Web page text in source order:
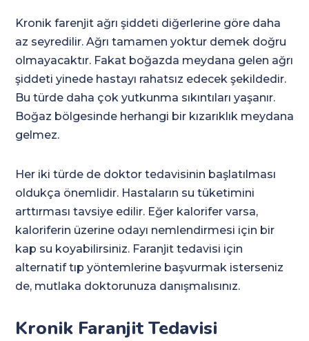
Kronik farenjit ağrı şiddeti diğerlerine göre daha
az seyredilir. Ağrı tamamen yoktur demek doğru
olmayacaktır. Fakat boğazda meydana gelen ağrı
şiddeti yinede hastayı rahatsız edecek şekildedir.
Bu türde daha çok yutkunma sıkıntıları yaşanır.
Boğaz bölgesinde herhangi bir kızarıklık meydana
gelmez.
Her iki türde de doktor tedavisinin başlatılması
oldukça önemlidir. Hastaların su tüketimini
arttırması tavsiye edilir. Eğer kalorifer varsa,
kaloriferin üzerine odayı nemlendirmesi için bir
kap su koyabilirsiniz. Faranjit tedavisi için
alternatif tıp yöntemlerine başvurmak isterseniz
de, mutlaka doktorunuza danışmalısınız.
Kronik Faranjit Tedavisi